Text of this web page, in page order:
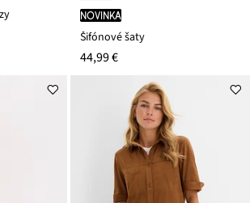
novinka
Šifónové šaty
44,99 €